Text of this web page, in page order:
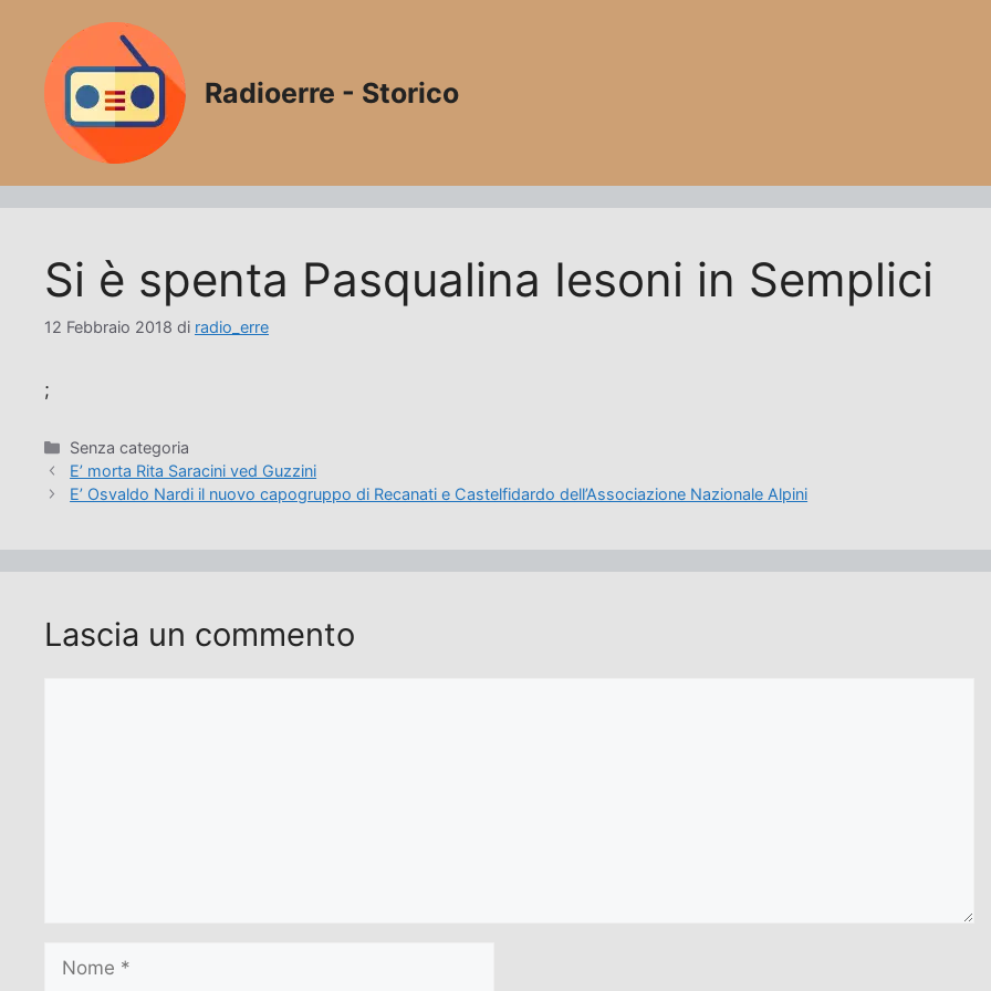
contenuto
Radioerre - Storico
Si è spenta Pasqualina Iesoni in Semplici
12 Febbraio 2018 di radio_erre
;
Categorie
Senza categoria
E’ morta Rita Saracini ved Guzzini
E’ Osvaldo Nardi il nuovo capogruppo di Recanati e Castelfidardo dell’Associazione Nazionale Alpini
Lascia un commento
Nome